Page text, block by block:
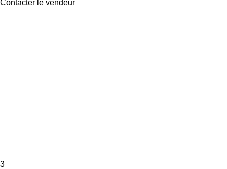
Contacter le vendeur
3